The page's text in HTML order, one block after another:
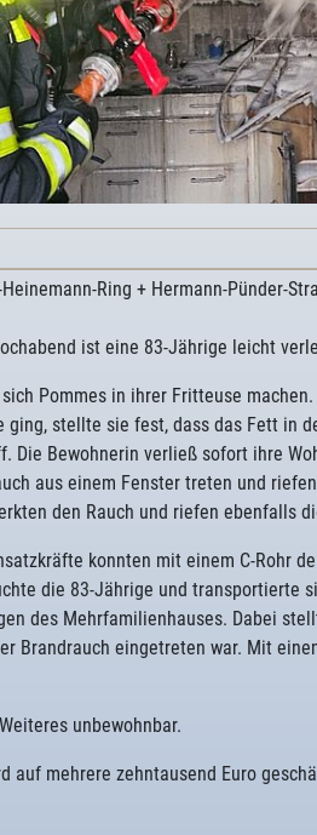
Heinemann-Ring + Hermann-Pünder-
ist eine 83-Jährige leicht
Pommes in ihrer Fritteuse
ging, stellte sie fest, dass das Fett in
Die Bewohnerin verließ sofort ihre
aus einem Fenster treten und
den Rauch und riefen ebenfalls
konnten mit einem C-Rohr
die 83-Jährige und transportierte
des Mehrfamilienhauses. Dabei
Brandrauch eingetreten war. Mit
unbewohnbar.
auf mehrere zehntausend Euro